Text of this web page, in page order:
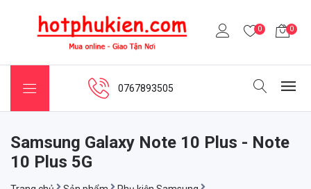
0 0
0767893505
Samsung Galaxy Note 10 Plus - Note
10 Plus 5G